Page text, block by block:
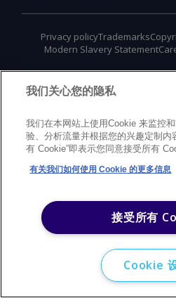
©2026Argus Media
Privacy policyTrademarks
Modern Slavery Statement
我们关心您的隐私
我们在本网站上使用Cookie 来监控
验、分析流量并根据您的兴趣定制内
有 Cookie”即表示您同意接受所有
有关我们如何使用 Cookie 的更多信息
接受所有
Cookie